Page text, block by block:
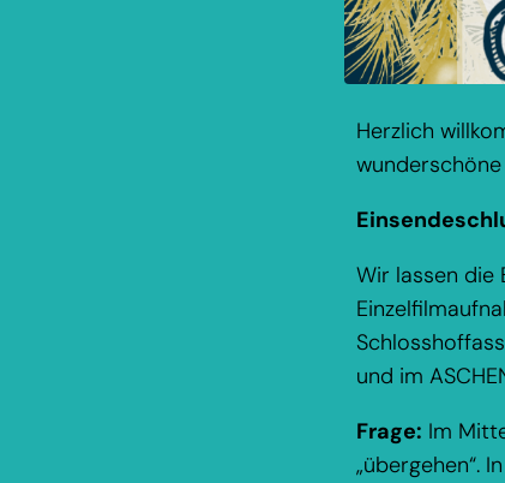
Herzlich
Wir lassen die
und im
Frage: Im
„übergehen“.